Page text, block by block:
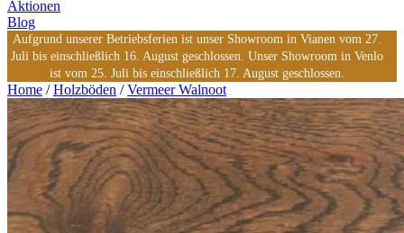
Aktionen
Blog
Aufgrund unserer Betriebsferien ist unser Showroom in Vianen vom 27.
Juli bis einschließlich 16. August geschlossen. Unser Showroom in Venlo
ist vom 25. Juli bis einschließlich 17. August geschlossen.
Home /Holzböden /Vermeer Walnoot